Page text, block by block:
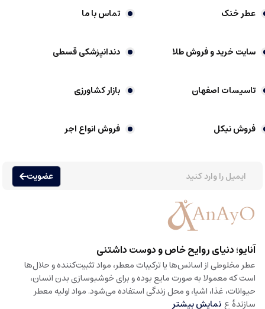
عطر خنک تماس با ما
سایت خرید و فروش طلا دندانپزشکی قسطی
تاسیسات اصفهان بازار کشاورزی
فروش نیکل فروش انواع اجر
عضویت
آنایو؛ دنیای روایح خاص و دوست داشتنی
عطر مخلوطی از اسانس‌ها یا ترکیبات معطر، مواد تثبیت‌کننده و حلال‌ها
است که معمولا به صورت مایع بوده و برای خوشبوسازی بدن انسان،
حیوانات، غذا، اشیا، و محل زندگی استفاده می‌شود. مواد اولیه معطر
سازندهٔ ع نمایش بیشتر